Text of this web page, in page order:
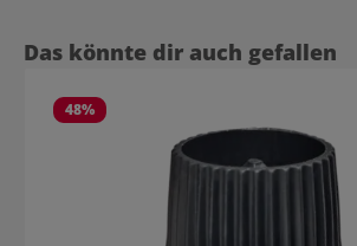
Produktgalerie überspringen
Das könnte dir auch gefallen
48%